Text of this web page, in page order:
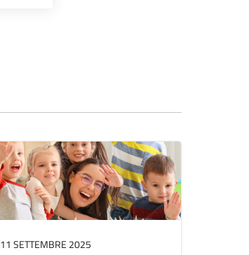
11 SETTEMBRE 2025